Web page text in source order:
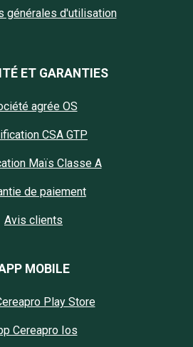
générales d'utilisation
ET GARANTIES
agrée OS
CSA GTP
Maïs Classe A
de paiement
Avis clients
MOBILE
Play Store
Cereapro Ios